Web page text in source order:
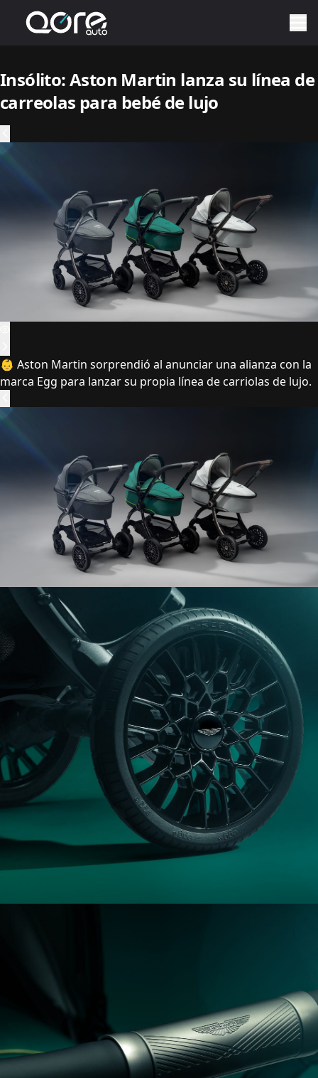
Insólito: Aston Martin lanza su línea de
carreolas para bebé de lujo
👶 Aston Martin sorprendió al anunciar una alianza con la
marca Egg para lanzar su propia línea de carriolas de lujo.